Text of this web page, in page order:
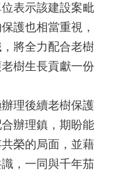
表示該建設案毗
護也相當重視，
將全力配合老樹
樹生長貢獻一份
理後續老樹保護
辦理鎮，期盼能
榮的局面，並藉
，一同與千年茄